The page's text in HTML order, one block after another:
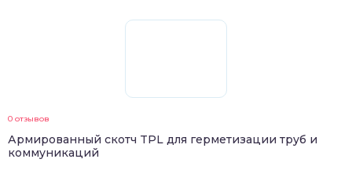
0 отзывов
Армированный скотч TPL для герметизации труб и
коммуникаций